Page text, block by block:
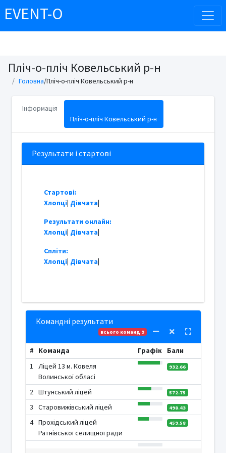
EVENT-O
Пліч-о-пліч Ковельський р-н
Головна/Пліч-о-пліч Ковельський р-н
Інформація
Пліч-о-пліч Ковельський р-н
Результати і стартові
Стартові:
Хлопці| Дівчата|
Результати онлайн:
Хлопці| Дівчата|
Спліти:
Хлопці| Дівчата|
Командні результати
всього команд 9
# Команда Графік
Бали
1
Ліцей 13 м. Ковеля
Волинської обласі
932.66
2 Штунський ліцей 572.75
3 Старовижівський ліцей 498.43
4 Прохідський ліцей
Ратнівської селищної ради
459.58